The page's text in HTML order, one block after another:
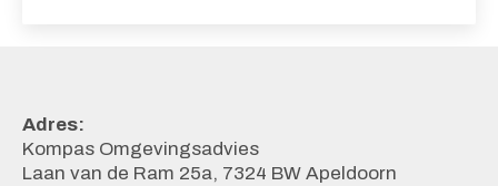
Adres:
Kompas Omgevingsadvies
Laan van de Ram 25a, 7324 BW Apeldoorn